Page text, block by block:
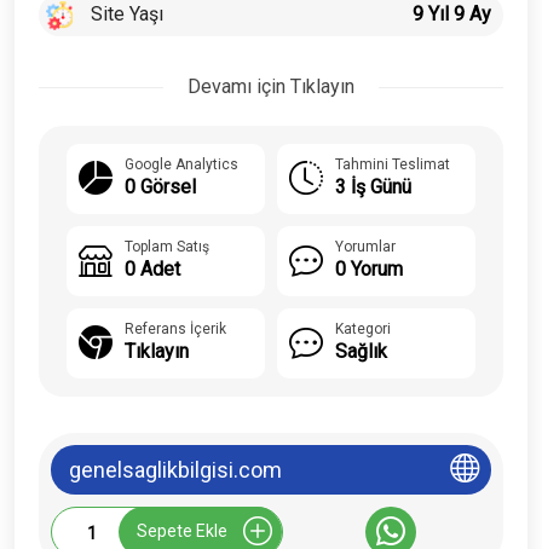
Site Yaşı 9 Yıl 9 Ay
Devamı için Tıklayın
Google Analytics
0 Görsel
Tahmini Teslimat
3 İş Günü
Toplam Satış
0 Adet
Yorumlar
0 Yorum
Referans İçerik
Tıklayın
Kategori
Sağlık
genelsaglikbilgisi.com
Enelsaglikbilgisi.com
Sepete Ekle